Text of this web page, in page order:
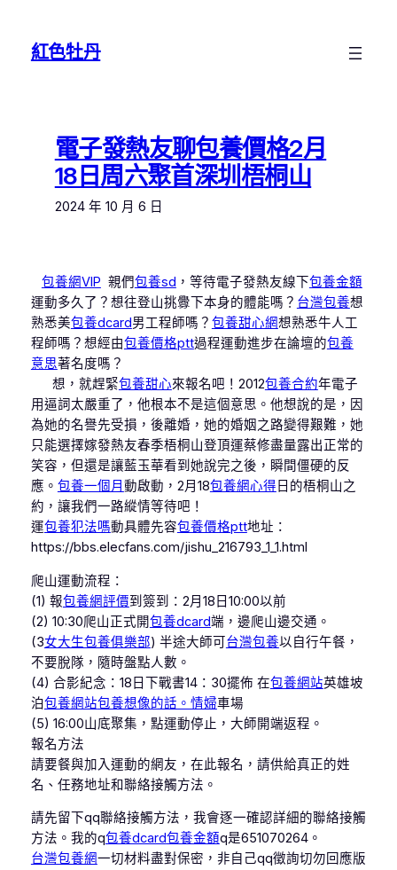
紅色牡丹
電子發熱友聊包養價格2月
18日周六聚首深圳梧桐山
2024 年 10 月 6 日
包養網VIP 親們包養sd ，等待電子發熱友線下包養金額
運動多久了？想往登山挑釁下本身的體能嗎？ 台灣包養想
熟悉美包養dcard男工程師嗎？ 包養甜心網想熟悉牛人工
程師嗎？想經由包養價格ptt過程運動進步在論壇的包養
意思著名度嗎？
想，就趕緊包養甜心來報名吧！2012包養合約年電子
用逼詞太嚴重了，他根本不是這個意思。他想說的是，因
為她的名譽先受損，後離婚，她的婚姻之路變得艱難，她
只能選擇嫁發熱友春季梧桐山登頂運蔡修盡量露出正常的
笑容，但還是讓藍玉華看到她說完之後，瞬間僵硬的反
應。 包養一個月 動啟動，2月18包養網心得 日的梧桐山之
約，讓我們一路縱情等待吧！
運包養犯法嗎動具體先容包養價格ptt地址：
https://bbs.elecfans.com/jishu_216793_1_1.html
爬山運動流程：
(1) 報包養網評價到簽到：2月18日10:00以前
(2) 10:30爬山正式開包養dcard端，邊爬山邊交通。
(3女大生包養俱樂部) 半途大師可台灣包養以自行午餐，
不要脫隊，隨時盤點人數。
(4) 合影紀念：18日下戰書14：30擺佈 在包養網站英雄坡
泊包養網站包養想像的話。情婦車場
(5) 16:00山底聚集，點運動停止，大師開端返程。
報名方法
請要餐與加入運動的網友，在此報名，請供給真正的姓
名、任務地址和聯絡接觸方法。
請先留下qq聯絡接觸方法，我會逐一確認詳細的聯絡接觸
方法。我的q包養dcard包養金額q是651070264。
台灣包養網一切材料盡對保密，非自己qq徵詢切勿回應版